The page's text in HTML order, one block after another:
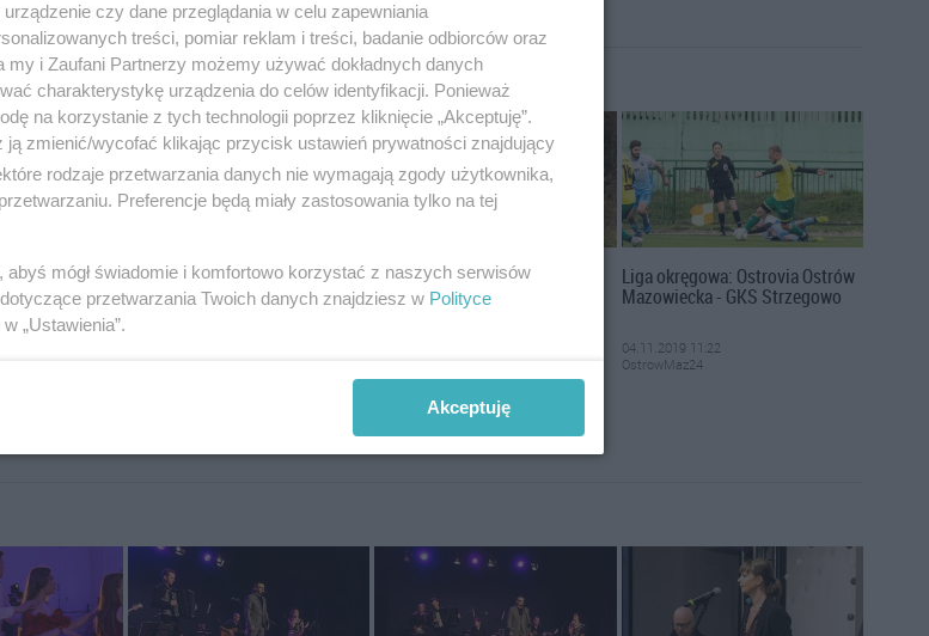
stołowym Ostrowski Festiwal Pływacki
Swim & Joy
Piąty Bieg Wolności i
Solidarności w Ostrowi
Mazowieckiej
Liga okręgowa: Ostrovia Ostrów
Mazowiecka - GKS Strzegowo
04.11.2019 11:22
OstrowMaz24
czy dane przeglądania w celu zapewniania
treści, pomiar reklam i treści, badanie odbiorców oraz
my i Zaufani Partnerzy możemy używać dokładnych danych
charakterystykę urządzenia do celów identyfikacji. Ponieważ
na korzystanie z tych technologii poprzez kliknięcie „Akceptuję”.
zmienić/wycofać klikając przycisk ustawień prywatności znajdujący
rodzaje przetwarzania danych nie wymagają zgody użytkownika,
Preferencje będą miały zastosowania tylko na tej
mógł świadomie i komfortowo korzystać z naszych serwisów
przetwarzania Twoich danych znajdziesz w Polityce
„Ustawienia”.
Akceptuję